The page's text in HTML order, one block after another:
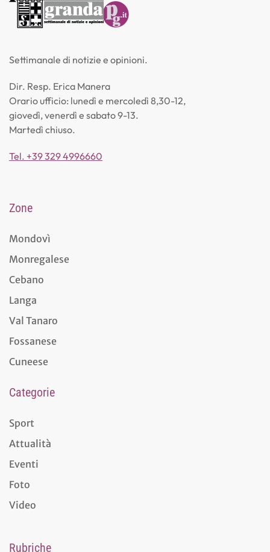
Settimanale di notizie e opinioni.
Dir. Resp. Erica Manera
Orario ufficio: lunedì e mercoledì 8,30-12,
giovedì, venerdì e sabato 9-13.
Martedì chiuso.
Tel. +39 329 4996660
Zone
Mondovì
Monregalese
Cebano
Langa
Val Tanaro
Fossanese
Cuneese
Categorie
Sport
Attualità
Eventi
Foto
Video
Rubriche